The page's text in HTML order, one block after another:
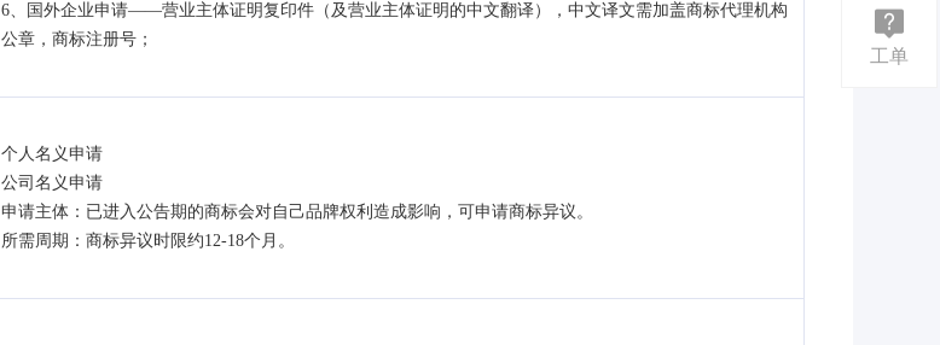
6、国外企业申请——营业主体证明复印件（及营业主体证明的中文翻译），中文译文需加盖商标代理机构
公章，商标注册号；
个人名义申请
公司名义申请
申请主体：已进入公告期的商标会对自己品牌权利造成影响，可申请商标异议。
所需周期：商标异议时限约12-18个月。
工单